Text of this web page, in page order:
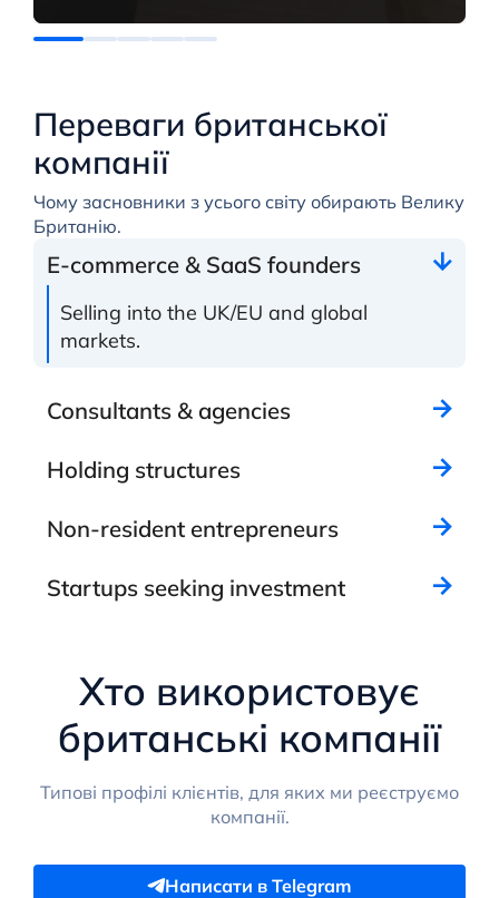
Переваги британської
компанії
Чому засновники з усього світу обирають Велику
Британію.
E-commerce & SaaS founders
Selling into the UK/EU and global
markets.
Consultants & agencies
Holding structures
Non-resident entrepreneurs
Startups seeking investment
Хто використовує
британські компанії
Типові профілі клієнтів, для яких ми реєструємо
компанії.
Написати в Telegram